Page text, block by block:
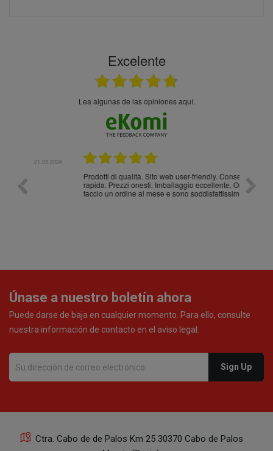
Excelente
Lea algunas de las opiniones aquí.
Prodotti di qualità. Sito web user-friendly. Consegna
rapida. Prezzi onesti. Imballaggio eccellente. Ormai
faccio un ordine al mese e sono soddisfattissimo.
10/10
Únase a nuestro boletín ahora
Puede darse de baja en cualquier momento. Para ello, consulte
nuestra información de contacto en el aviso legal.
Ctra. Cabo de de Palos Km 25 30370 Cabo de Palos